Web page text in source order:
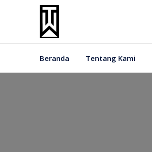
Beranda Tentang Kami